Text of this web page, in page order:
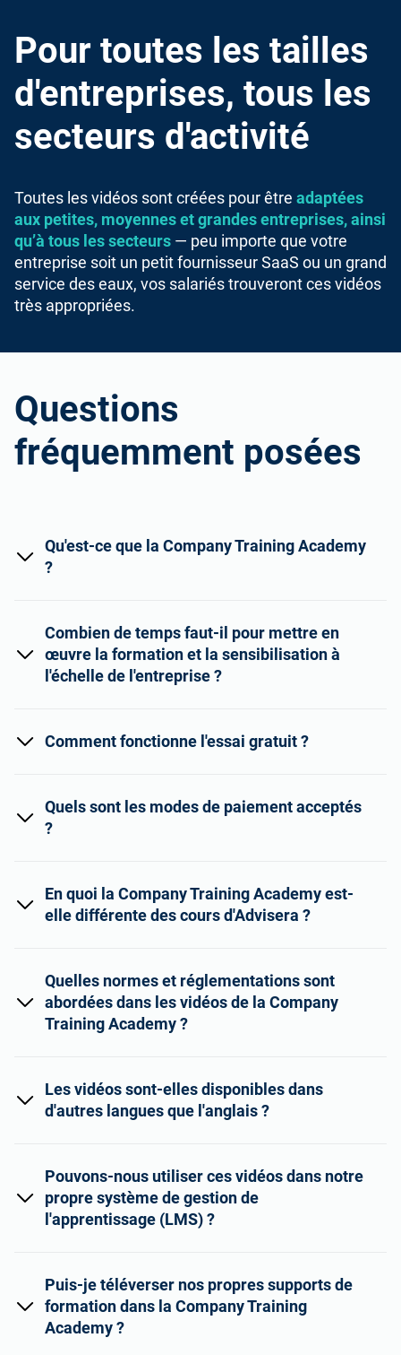
Pour toutes les tailles
d'entreprises, tous les
secteurs d'activité
Toutes les vidéos sont créées pour être adaptées
aux petites, moyennes et grandes entreprises, ainsi
qu’à tous les secteurs — peu importe que votre
entreprise soit un petit fournisseur SaaS ou un grand
service des eaux, vos salariés trouveront ces vidéos
très appropriées.
Questions
fréquemment posées
Qu'est-ce que la Company Training Academy
?
Combien de temps faut-il pour mettre en
œuvre la formation et la sensibilisation à
l'échelle de l'entreprise ?
Comment fonctionne l'essai gratuit ?
Quels sont les modes de paiement acceptés
?
En quoi la Company Training Academy est-
elle différente des cours d'Advisera ?
Quelles normes et réglementations sont
abordées dans les vidéos de la Company
Training Academy ?
Les vidéos sont-elles disponibles dans
d'autres langues que l'anglais ?
Pouvons-nous utiliser ces vidéos dans notre
propre système de gestion de
l'apprentissage (LMS) ?
Puis-je téléverser nos propres supports de
formation dans la Company Training
Academy ?